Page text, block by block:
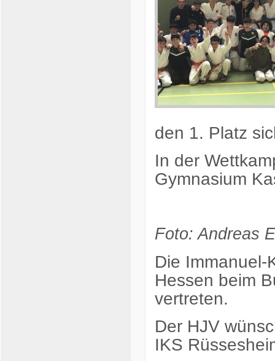
den 1. Platz
In der
Gymnasium
Foto: Andreas
Die Immanuel-
Hessen beim
vertreten.
Der HJV
IKS